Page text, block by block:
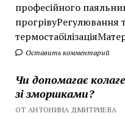
професійного
прогрівуРегулювання
Оставить комментарий
Чи допомагає
зі зморшками?
ОТ АНТОНИНА ДМИТРИЕВА